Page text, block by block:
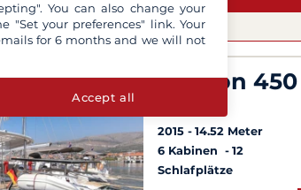
Lagoon 450
2015
14.52 Meter
6 Kabinen
12
Schlafplätze
You can also change your
"Set your preferences" link. Your
for 6 months and we will not
Accept all